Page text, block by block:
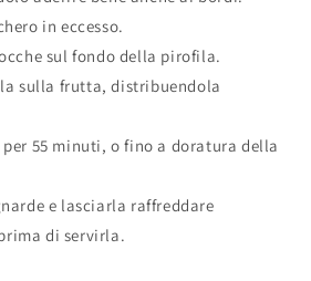
in eccesso.
sul fondo della pirofila.
sulla frutta, distribuendola
55 minuti, o fino a doratura della
e lasciarla raffreddare
di servirla.